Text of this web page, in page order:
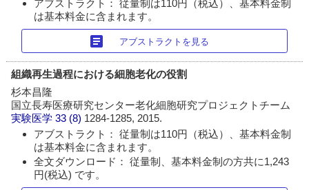
アブストラクト： 従量制は110円（税込）、基本料金制
は基本料金に含まれます。
article アブストラクトを見る
組織再生過程における細胞老化の役割
杉本昌隆
国立長寿医療研究センター老化細胞研究プロジェクトチーム
実験医学 33 (8) 1284-1285, 2015.
アブストラクト： 従量制は110円（税込）、基本料金制
は基本料金に含まれます。
全文ダウンロード： 従量制、基本料金制の方共に1,243
円(税込) です。